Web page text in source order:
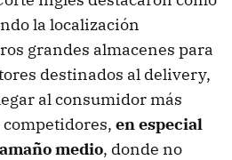
la localización
grandes almacenes para
destinados al delivery,
al consumidor más
en especial
medio, donde no